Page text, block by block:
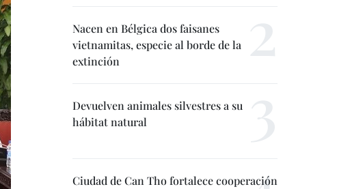
Nacen en Bélgica dos faisanes
vietnamitas, especie al borde de la
extinción
Devuelven animales silvestres a su
hábitat natural
Ciudad de Can Tho fortalece cooperación